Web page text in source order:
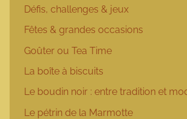
Défis, challenges & jeux
Fêtes & grandes occasions
Goûter ou Tea Time
La boîte à biscuits
Le boudin noir : entre tradition et
Le pétrin de la Marmotte